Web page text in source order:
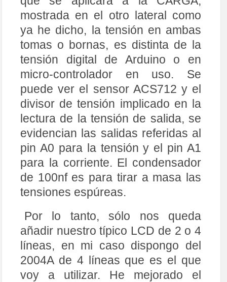
mostrada en el otro lateral como
ya he dicho, la tensión en ambas
tomas o bornas, es distinta de la
tensión digital de Arduino o en
micro-controlador en uso. Se
puede ver el sensor ACS712 y el
divisor de tensión implicado en la
lectura de la tensión de salida, se
evidencian las salidas referidas al
pin A0 para la tensión y el pin A1
para la corriente. El condensador
de 100nf es para tirar a masa las
tensiones espúreas.
Por lo tanto, sólo nos queda
añadir nuestro típico LCD de 2 o 4
líneas, en mi caso dispongo del
2004A de 4 líneas que es el que
voy a utilizar. He mejorado el